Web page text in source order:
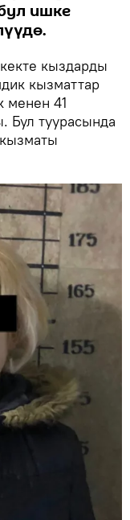
ишке
кыздарды
кызматтар
менен 41
Бул туурасында